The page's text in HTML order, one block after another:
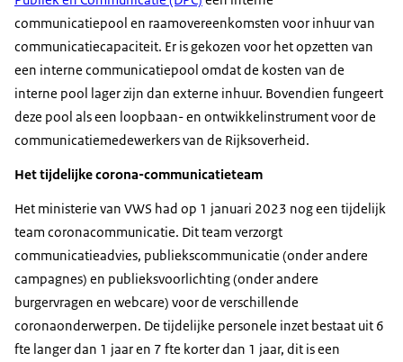
communicatiepool en raamovereenkomsten voor inhuur van
communicatiecapaciteit. Er is gekozen voor het opzetten van
een interne communicatiepool omdat de kosten van de
interne pool lager zijn dan externe inhuur. Bovendien fungeert
deze pool als een loopbaan- en ontwikkelinstrument voor de
communicatiemedewerkers van de Rijksoverheid.
Het tijdelijke corona-communicatieteam
Het ministerie van VWS had op 1 januari 2023 nog een tijdelijk
team coronacommunicatie. Dit team verzorgt
communicatieadvies, publiekscommunicatie (onder andere
campagnes) en publieksvoorlichting (onder andere
burgervragen en webcare) voor de verschillende
coronaonderwerpen. De tijdelijke personele inzet bestaat uit 6
fte langer dan 1 jaar en 7 fte korter dan 1 jaar, dit is een